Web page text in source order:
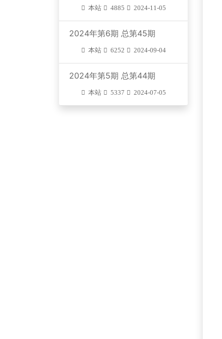
本站 4885 2024-11-05
2024年第6期 总第45期
本站 6252 2024-09-04
2024年第5期 总第44期
本站 5337 2024-07-05